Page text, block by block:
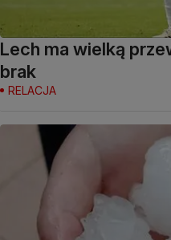
Lech ma wielką
brak
RELACJA